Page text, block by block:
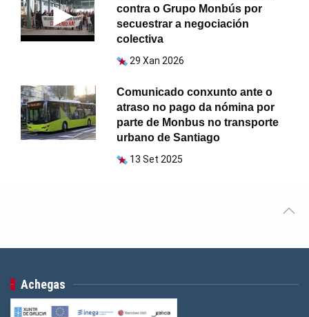
contra o Grupo Monbús por
secuestrar a negociación
colectiva
29 Xan 2026
Comunicado conxunto ante o
atraso no pago da nómina por
parte de Monbus no transporte
urbano de Santiago
13 Set 2025
Achegas